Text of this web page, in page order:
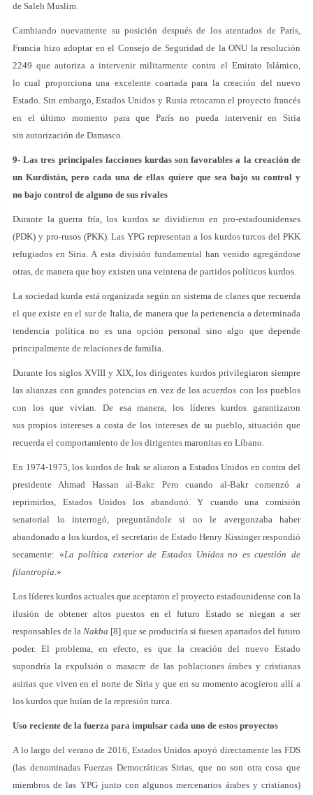
de Saleh Muslim.
Cambiando nuevamente su posición después de los atentados de París,
Francia hizo adoptar en el Consejo de Seguridad de la ONU la resolución
2249 que autoriza a intervenir militarmente contra el Emirato Islámico,
lo cual proporciona una excelente coartada para la creación del nuevo
Estado. Sin embargo, Estados Unidos y Rusia retocaron el proyecto francés
en el último momento para que París no pueda intervenir en Siria
sin autorización de Damasco.
9- Las tres principales facciones kurdas son favorables a la creación de
un Kurdistán, pero cada una de ellas quiere que sea bajo su control y
no bajo control de alguno de sus rivales
Durante la guerra fría, los kurdos se dividieron en pro-estadounidenses
(PDK) y pro-rusos (PKK). Las YPG representan a los kurdos turcos del PKK
refugiados en Siria. A esta división fundamental han venido agregándose
otras, de manera que hoy existen una veintena de partidos políticos kurdos.
La sociedad kurda está organizada según un sistema de clanes que recuerda
el que existe en el sur de Italia, de manera que la pertenencia a determinada
tendencia política no es una opción personal sino algo que depende
principalmente de relaciones de familia.
Durante los siglos XVIII y XIX, los dirigentes kurdos privilegiaron siempre
las alianzas con grandes potencias en vez de los acuerdos con los pueblos
con los que vivían. De esa manera, los líderes kurdos garantizaron
sus propios intereses a costa de los intereses de su pueblo, situación que
recuerda el comportamiento de los dirigentes maronitas en Líbano.
En 1974-1975, los kurdos de Irak se aliaron a Estados Unidos en contra del
presidente Ahmad Hassan al-Bakr. Pero cuando al-Bakr comenzó a
reprimirlos, Estados Unidos los abandonó. Y cuando una comisión
senatorial lo interrogó, preguntándole si no le avergonzaba haber
abandonado a los kurdos, el secretario de Estado Henry Kissinger respondió
secamente: «La política exterior de Estados Unidos no es cuestión de
filantropía.»
Los líderes kurdos actuales que aceptaron el proyecto estadounidense con la
ilusión de obtener altos puestos en el futuro Estado se niegan a ser
responsables de la Nakba [8] que se produciría si fuesen apartados del futuro
poder. El problema, en efecto, es que la creación del nuevo Estado
supondría la expulsión o masacre de las poblaciones árabes y cristianas
asirias que viven en el norte de Siria y que en su momento acogieron allí a
los kurdos que huían de la represión turca.
Uso reciente de la fuerza para impulsar cada uno de estos proyectos
A lo largo del verano de 2016, Estados Unidos apoyó directamente las FDS
(las denominadas Fuerzas Democráticas Sirias, que no son otra cosa que
miembros de las YPG junto con algunos mercenarios árabes y cristianos)